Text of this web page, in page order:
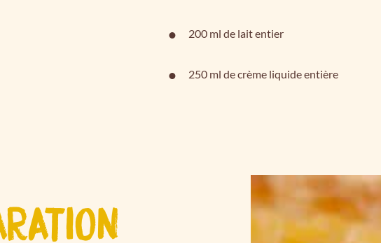
200 ml de lait entier
250 ml de crème liquide entière